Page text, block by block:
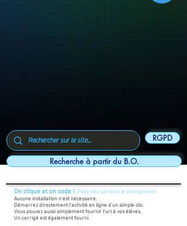
RGPD
Recherche à partir du B.O.
On clique et on code ! (Patientez pendant le chargement)
Aucune installation n'est nécessaire.
Démarrez directement l'activité en ligne d'un simple clic.
Vous pouvez aussi simplement fournir l'url à vos élèves.
Un corrigé est également fourni.